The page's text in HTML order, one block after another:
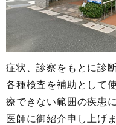
症状、診察をもとに診
各種検査を補助として
療できない範囲の疾患
医師に御紹介申し上げ